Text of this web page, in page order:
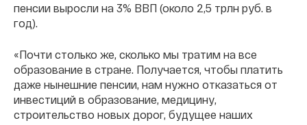
пенсии выросли на 3% ВВП (около 2,5 трлн руб. в
год).
«Почти столько же, сколько мы тратим на все
образование в стране. Получается, чтобы платить
даже нынешние пенсии, нам нужно отказаться от
инвестиций в образование, медицину,
строительство новых дорог, будущее наших